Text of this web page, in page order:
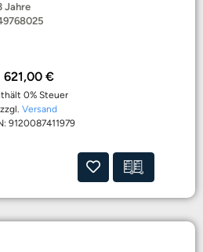
Jahre
621,00 €
0% Steuer
zzgl. Versand
9120087411979